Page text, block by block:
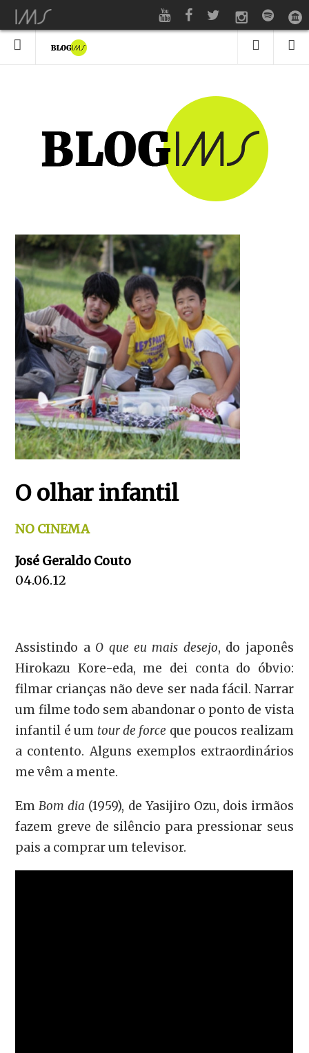
O olhar infantil
NO CINEMA
José Geraldo Couto
04.06.12
Assistindo a O que eu mais desejo, do japonês
Hirokazu Kore-eda, me dei conta do óbvio:
filmar crianças não deve ser nada fácil. Narrar
um filme todo sem abandonar o ponto de vista
infantil é um tour de force que poucos realizam
a contento. Alguns exemplos extraordinários
me vêm a mente.
EmBom dia (1959), de Yasijiro Ozu, dois irmãos
fazem greve de silêncio para pressionar seus
pais a comprar um televisor.